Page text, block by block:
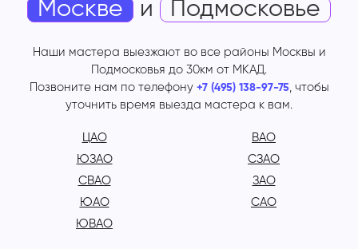
Москве
и Подмосковье
Наши мастера выезжают во все районы Москвы и
Подмосковья до 30км от МКАД.
Позвоните нам по телефону +7 (495) 138-97-75, чтобы
уточнить время выезда мастера к вам.
ЦАО
ЮЗАО
СВАО
ЮАО
ЮВАО
ВАО
СЗАО
ЗАО
САО